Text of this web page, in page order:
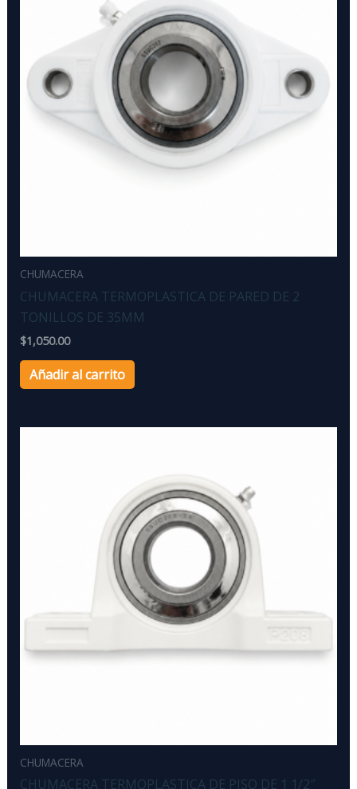
CHUMACERA
CHUMACERA TERMOPLASTICA DE PARED DE 2
TONILLOS DE 35MM
$1,050.00
Añadir al carrito
CHUMACERA
CHUMACERA TERMOPLASTICA DE PISO DE 1 1/2″